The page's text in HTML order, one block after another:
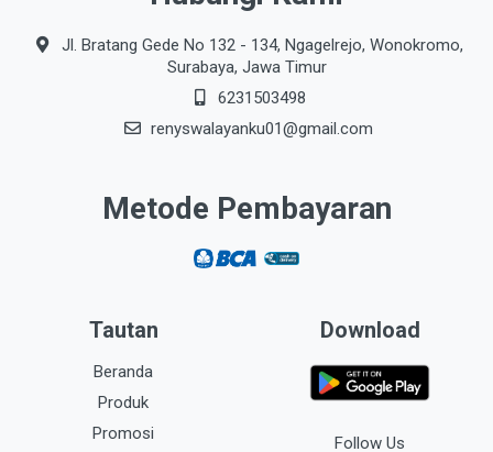
Jl. Bratang Gede No 132 - 134, Ngagelrejo, Wonokromo,
Surabaya, Jawa Timur
6231503498
renyswalayanku01@gmail.com
Metode Pembayaran
Tautan
Beranda
Produk
Promosi
Download
Follow Us